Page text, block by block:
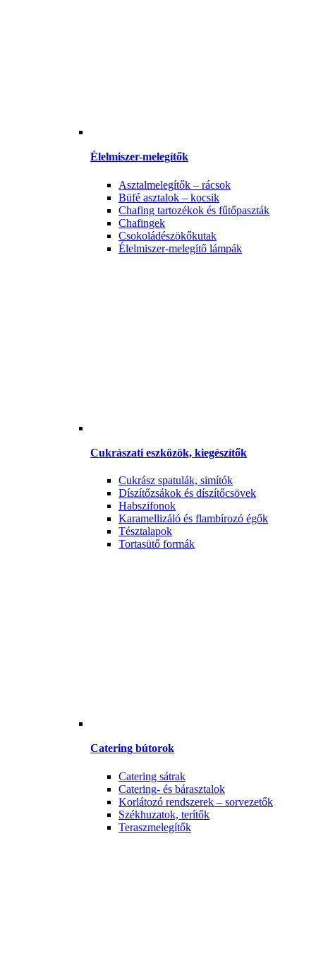
Élelmiszer-melegítők
Asztalmelegítők – rácsok
Büfé asztalok – kocsik
Chafing tartozékok és fűtőpaszták
Chafingek
Csokoládészökőkutak
Élelmiszer-melegítő lámpák
Cukrászati eszközök, kiegészítők
Cukrász spatulák, simítók
Díszítőzsákok és díszítőcsövek
Habszifonok
Karamellizáló és flambírozó égők
Tésztalapok
Tortasütő formák
Catering bútorok
Catering sátrak
Catering- és bárasztalok
Korlátozó rendszerek – sorvezetők
Székhuzatok, terítők
Teraszmelegítők